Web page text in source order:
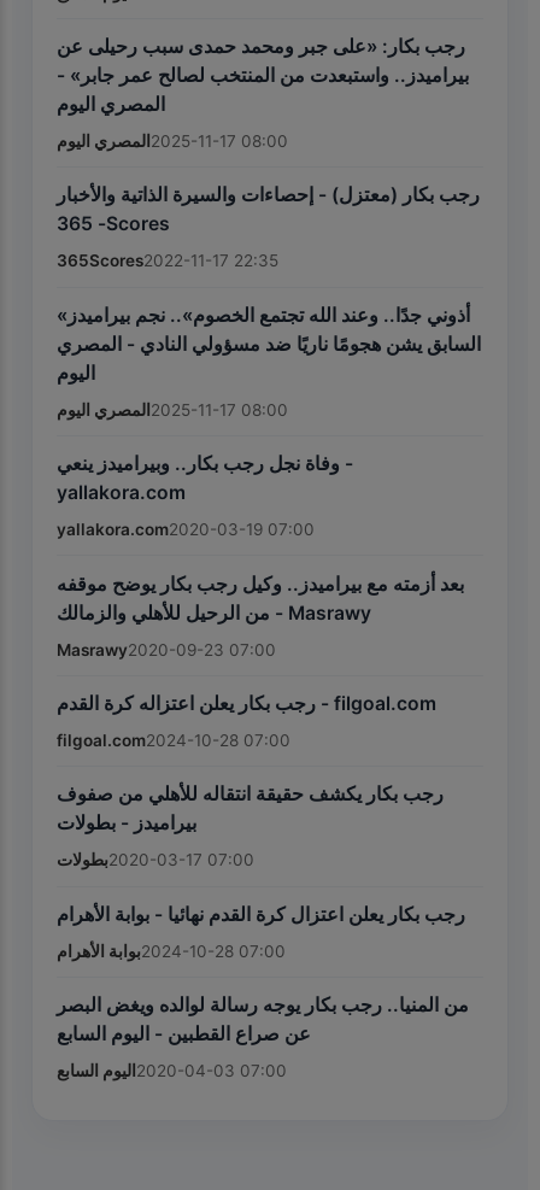
رجب بكار: «على جبر ومحمد حمدى سبب رحيلى عن
بيراميدز.. واستبعدت من المنتخب لصالح عمر جابر» -
المصري اليوم
المصري اليوم 2025-11-17 08:00
رجب بكار (معتزل) - إحصاءات والسيرة الذاتية والأخبار
- 365Scores
365Scores2022-11-17 22:35
«أذوني جدًا.. وعند الله تجتمع الخصوم».. نجم بيراميدز
السابق يشن هجومًا ناريًا ضد مسؤولي النادي - المصري
اليوم
المصري اليوم 2025-11-17 08:00
وفاة نجل رجب بكار.. وبيراميدز ينعي -
yallakora.com
yallakora.com2020-03-19 07:00
بعد أزمته مع بيراميدز.. وكيل رجب بكار يوضح موقفه
من الرحيل للأهلي والزمالك - Masrawy
Masrawy2020-09-23 07:00
رجب بكار يعلن اعتزاله كرة القدم - filgoal.com
filgoal.com2024-10-28 07:00
رجب بكار يكشف حقيقة انتقاله للأهلي من صفوف
بيراميدز - بطولات
بطولات2020-03-17 07:00
رجب بكار يعلن اعتزال كرة القدم نهائيا - بوابة الأهرام
بوابة الأهرام2024-10-28 07:00
من المنيا.. رجب بكار يوجه رسالة لوالده ويغض البصر
عن صراع القطبين - اليوم السابع
اليوم السابع 2020-04-03 07:00